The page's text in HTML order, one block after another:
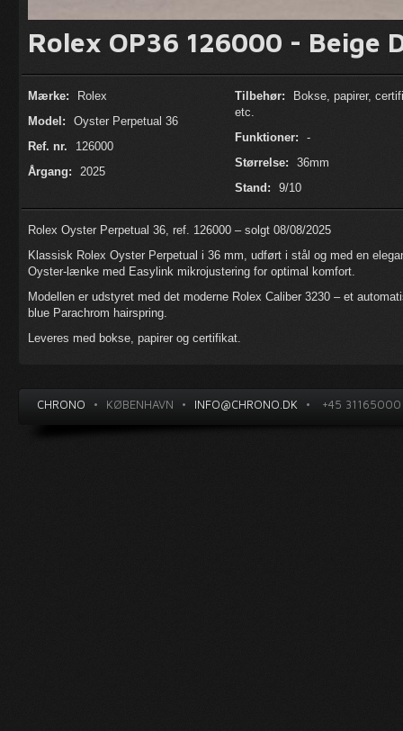
Rolex OP36 126000 - Beige
Mærke:
Rolex
Model:
Oyster Perpetual 36
Ref. nr.
126000
Årgang:
2025
Tilbehør:
Bokse, papirer,
etc.
Funktioner:
-
Størrelse:
36mm
Stand:
9/10
Rolex Oyster Perpetual 36, ref. 126000 – solgt 08/08/2025
Klassisk Rolex Oyster Perpetual i 36 mm, udført i stål og med en
Oyster-lænke med Easylink mikrojustering for optimal komfort.
Modellen er udstyret med det moderne Rolex Caliber 3230 – et
blue Parachrom hairspring.
Leveres med bokse, papirer og certifikat.
CHRONO • KØBENHAVN • INFO@CHRONO.DK • +45 31165000